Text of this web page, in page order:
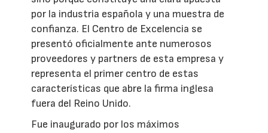
por la industria española y una muestra de
confianza. El Centro de Excelencia se
presentó oficialmente ante numerosos
proveedores y partners de esta empresa y
representa el primer centro de estas
características que abre la firma inglesa
fuera del Reino Unido.
Fue inaugurado por los máximos